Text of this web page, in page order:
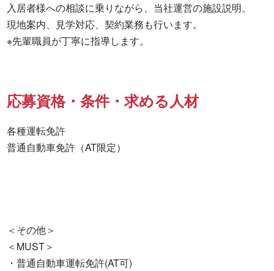
入居者様への相談に乗りながら、当社運営の施設説明。
現地案内、見学対応、契約業務も行います。
※先輩職員が丁寧に指導します。
応募資格・条件・求める人材
各種運転免許
普通自動車免許（AT限定）
＜その他＞
＜MUST＞
・普通自動車運転免許(AT可)